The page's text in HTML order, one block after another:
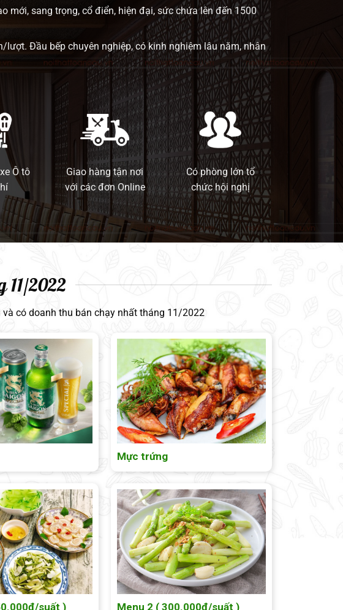
mới, sang trọng, cổ điển, hiện đại, sức chứa lên đến 1500
Đầu bếp chuyên nghiệp, có kinh nghiệm lâu năm, nhân
Ô tô
Giao hàng tận nơi
với các đơn Online
Có phòng lớn tổ
chức hội nghị
11/2022
có doanh thu bán chạy nhất tháng 11/2022
Mực trứng
suất ) Menu 2 ( 300.000đ/suất )